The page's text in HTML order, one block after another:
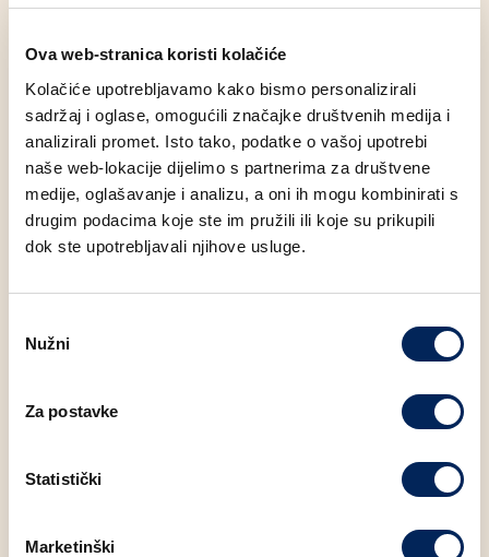
Ova web-stranica koristi kolačiće
Kolačiće upotrebljavamo kako bismo personalizirali
sadržaj i oglase, omogućili značajke društvenih medija i
analizirali promet. Isto tako, podatke o vašoj upotrebi
naše web-lokacije dijelimo s partnerima za društvene
medije, oglašavanje i analizu, a oni ih mogu kombinirati s
drugim podacima koje ste im pružili ili koje su prikupili
dok ste upotrebljavali njihove usluge.
pristanka
Nužni
Za postavke
Statistički
Marketinški
A sad zamisli ovo - uzmeš šnitu pizze… pa još jednu… i
na kraju dobiješ cijelu BESPLATNU pizzu🍕
Uz Mlinar loyalty aplikaciju, dovoljno je kupiti šnitu
pizze, skenirati aplikaciju na blagajni i već si na putu do
nagrade. Za svaku kupljenu šnitu dobivaš 1 pečat, a kada
skupiš ukupno 5 pečata, u aplikaciji te čeka kupon za
pizzu.
Za pristup pečatima preuzmi najnoviju verziju aplikacije.